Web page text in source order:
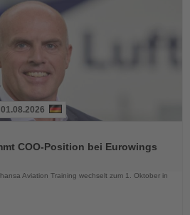
01.08.2026
COO-Position bei Eurowings
Aviation Training wechselt zum 1. Oktober in